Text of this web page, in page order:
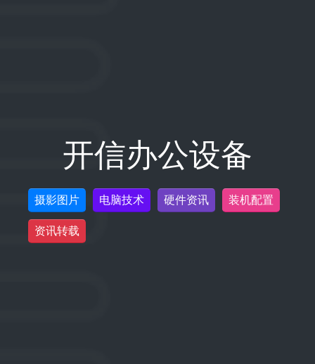
开信办公设备
摄影图片 电脑技术 硬件资讯 装机配置
资讯转载